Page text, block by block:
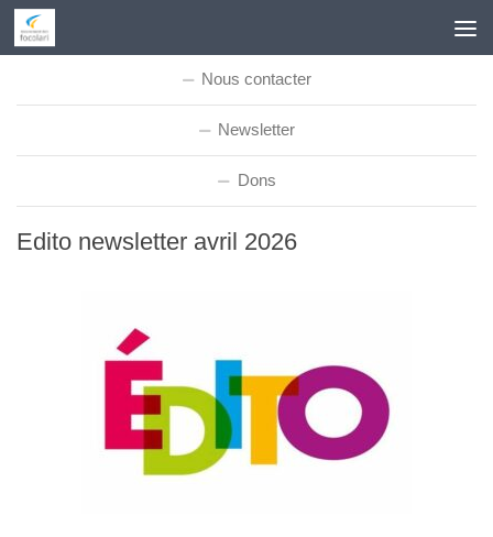
Skip to content
Nous contacter
Newsletter
Dons
Edito newsletter avril 2026